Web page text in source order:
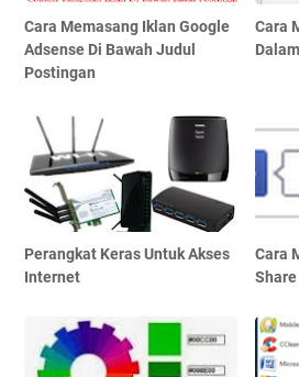
Cara Memasang Iklan Google
Adsense Di Bawah Judul
Postingan
Cara
Perangkat Keras Untuk Akses
Internet
Cara